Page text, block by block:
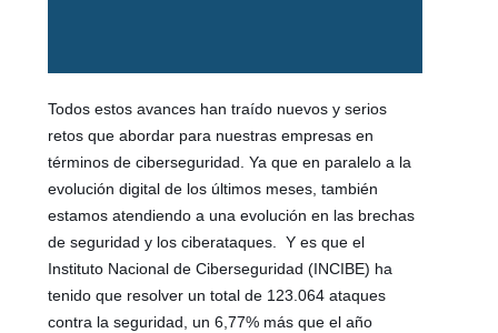
Todos estos avances han traído nuevos y serios
retos que abordar para nuestras empresas en
términos de ciberseguridad. Ya que en paralelo a la
evolución digital de los últimos meses, también
estamos atendiendo a una evolución en las brechas
de seguridad y los ciberataques. Y es que el
Instituto Nacional de Ciberseguridad (INCIBE) ha
tenido que resolver un total de 123.064 ataques
contra la seguridad, un 6,77% más que el año